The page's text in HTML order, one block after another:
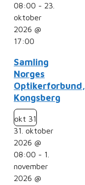
08:00 - 23.
oktober
2026 @
17:00
Samling
Norges
Optikerforbund,
Kongsberg
okt 31
31. oktober
2026 @
08:00 - 1.
november
2026 @